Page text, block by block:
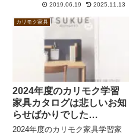
の原因でしょう。奥行可変の広さ
成長タイプの投入でも再起を図る
ことができませんでした。
2019.06.19 2025.11.13
カリモク家具
2024年度のカリモク学習
家具カタログは悲しいお知
らせばかりでした…
2024年度のカリモク家具学習家